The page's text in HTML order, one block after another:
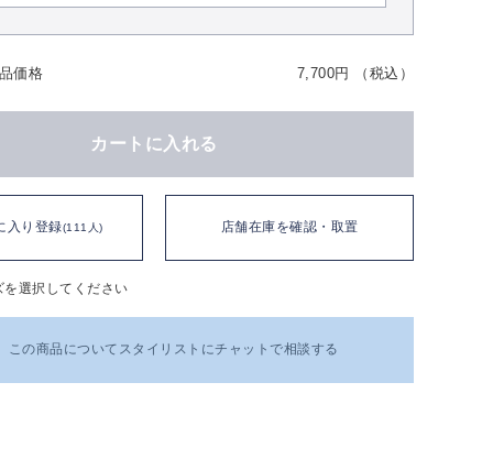
価格 7,700円 （税込）
カートに入れる
入り登録(111人) 店舗在庫を確認・取置
選択してください
この商品についてスタイリストにチャットで相談する